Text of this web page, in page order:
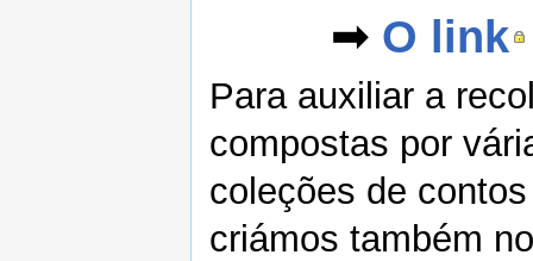
➟ O link
Para auxiliar a
compostas por
coleções de
criámos também